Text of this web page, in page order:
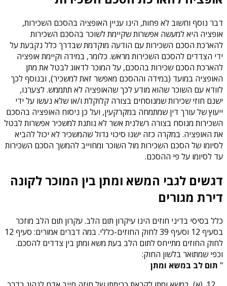
דבר נוסף וחשוב לא פחות, הינו עניין האופציה בהסכם השכירות,
אופציה היא למעשה אפשרות שקיימת לשוכר בהסכם השכירות
להארכת הסכם השכירות עם הודעה מוקדמת שבדרך כלל נקבעת על
ידי הצדדים להסכם השכירות מראש. כלומר, במידה וקיימת אופציה
להארכת הסכם שכירות בהסכם, על המוכר לדאוג לבטל את מתן
האופציה במועד (במידה וההסכם מאפשר זאת למשכיר), ובנוסף לכך
לוודא עם השוכר שהוא מודע לכך שהאופציה לא תתממש. לצערנו,
ישנם חוזי שכירות שמנוסחים בצורה קלוקלת ו/או שלא נעשו על ידי
ייעוץ של עורך דין שמתמחה במקרקעין, ועל כן ניסוח האופציה בהסכם
השכירות מנוסח בצורה רשלנית אשר לא נותנת למשכיר אפשרות לבטל
את האופציה. במקרה כזה ישנו סיכוי גדול שהמשכיר לא יכול להביא
לסיומו של הסכם השכירות מול השוכר ומחוייב להמשך הסכם השכירות
עד לסיומו על פי ההסכם.
דגשים לגבי המשא ומתן בין המוכר לקונה
דירת מגורים
כלל בסיסי בדיני חוזים הינו עיקרון תום הלב. עקרון תום הלב מוזכר
בסעיף 12 וסעיף 39 לחוק החוזים-כללי. במה דברים אמורים: סעיף 12
לחוק החוזים מתייחס לתום הלב בעת משא ומתן בין צדדים להסכם.
וכפי שמתואר בלשון החוק:
" תום לב במשא ומתן